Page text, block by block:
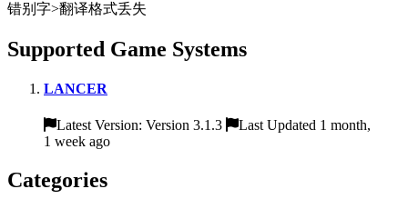
错别字>翻译格式丢失
Supported Game Systems
LANCER
Latest Version: Version 3.1.3
Last Updated 1 month,
1 week ago
Categories